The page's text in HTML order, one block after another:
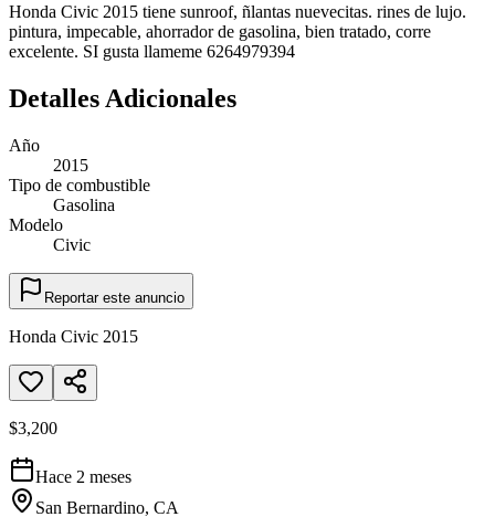
Honda Civic 2015 tiene sunroof, ñlantas nuevecitas. rines de lujo.
pintura, impecable, ahorrador de gasolina, bien tratado, corre
excelente. SI gusta llameme 6264979394
Detalles Adicionales
Año
2015
Tipo de combustible
Gasolina
Modelo
Civic
Reportar este anuncio
Honda Civic 2015
$3,200
Hace 2 meses
San Bernardino, CA